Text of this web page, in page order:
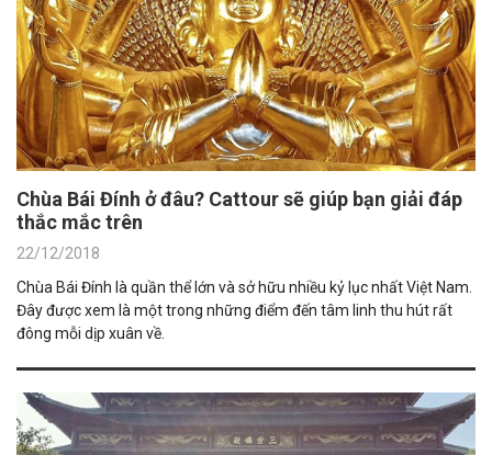
Chùa Bái Đính ở đâu? Cattour sẽ giúp bạn giải đáp
thắc mắc trên
22/12/2018
Chùa Bái Đính là quần thể lớn và sở hữu nhiều kỷ lục nhất Việt Nam.
Đây được xem là một trong những điểm đến tâm linh thu hút rất
đông mỗi dịp xuân về.